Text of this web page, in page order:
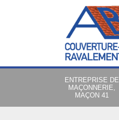
ENTREPRISE DE
MAÇONNERIE,
MAÇON 41